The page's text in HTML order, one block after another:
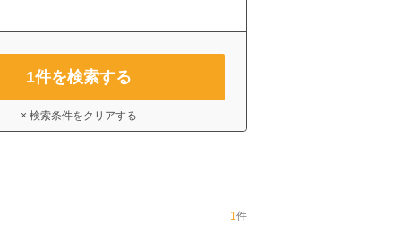
1件を検索する
× 検索条件をクリアする
1件